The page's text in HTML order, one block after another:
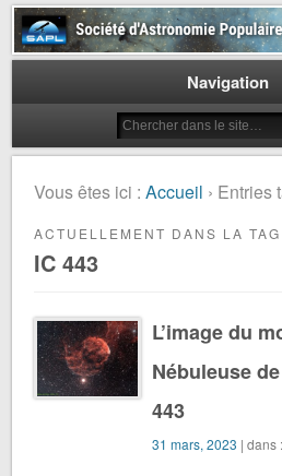
Société
deNavigation
Vous êtes ici : Accueil › Entries
ACTUELLEMENT DANS LA TAG
IC 443
L’image du
Nébuleuse
443
31 mars, 2023 | dans :